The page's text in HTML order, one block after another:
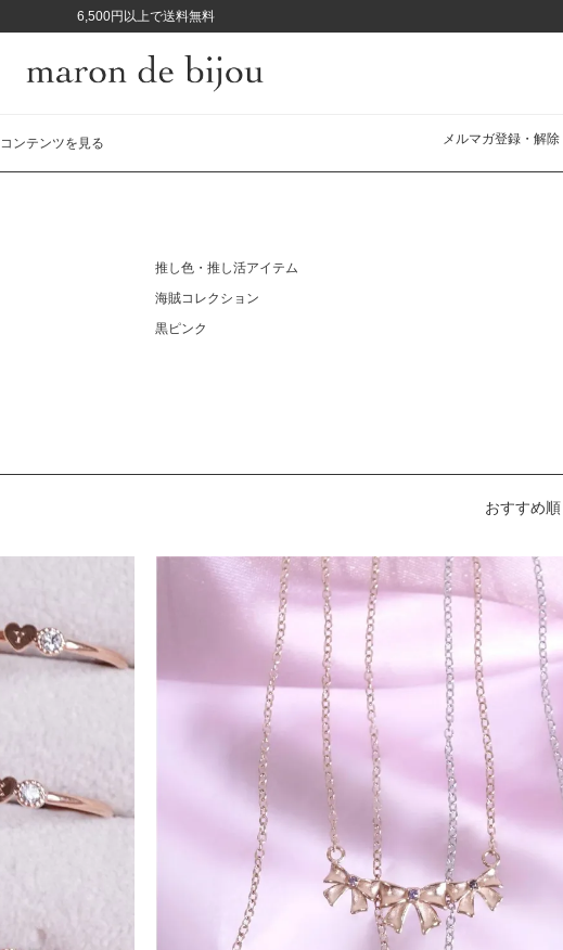
6,500円以上で送料無料
コンテンツを見る メルマガ登録・解除
推し色・推し活アイテム
海賊コレクション
黒ピンク
おすすめ順